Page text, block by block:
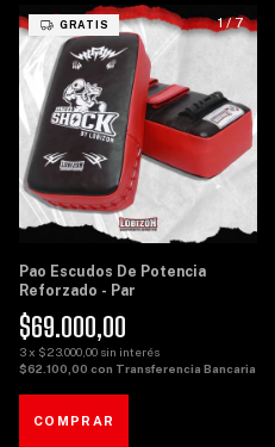
1/7
GRATIS
Pao Escudos De Potencia
Reforzado - Par
$69.000,00
3x $23.000,00 sin interés
$62.100,00 con Transferencia Bancaria